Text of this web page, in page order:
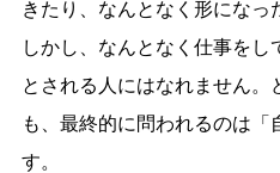
きたり、なんとなく形になっ
しかし、なんとなく仕事を
とされる人にはなれません。
も、最終的に問われるのは
す。